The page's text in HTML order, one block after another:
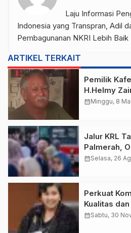
Laju Informasi
Indonesia yang Transpran, Adil
Pembagunanan NKRI Lebih Baik
ARTIKEL TERKAIT
Pemilik
H.Helmy
calendar_monthMinggu, 8
Jalur KRL
Palmerah,
Line
calendar_monthSelasa, 26
Perkuat
Kualitas
calendar_monthSabtu, 30